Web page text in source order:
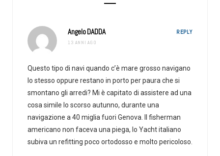
Angelo DADDA
13 ANNI AGO
REPLY
Questo tipo di navi quando c’è mare grosso navigano
lo stesso oppure restano in porto per paura che si
smontano gli arredi? Mi è capitato di assistere ad una
cosa simile lo scorso autunno, durante una
navigazione a 40 miglia fuori Genova. Il fisherman
americano non faceva una piega, lo Yacht italiano
subiva un refitting poco ortodosso e molto pericoloso.